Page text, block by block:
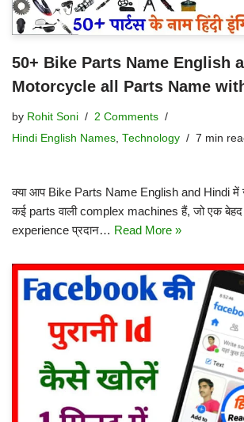
50+ Bike Parts Name English
Motorcycle all Parts Name
by Rohit Soni
2 Comments
Hindi English Names, Technology 7 min
क्या आप Bike Parts Name English and Hindi में
कई parts वाली complex machines हैं, जो एक बेहद
experience प्रदान… Read More »